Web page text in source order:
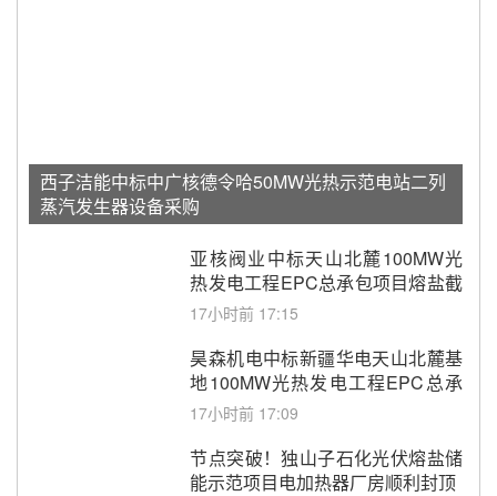
西子洁能中标中广核德令哈50MW光热示范电站二列
蒸汽发生器设备采购
亚核阀业中标天山北麓100MW光
热发电工程EPC总承包项目熔盐截
止阀、熔盐三偏心蝶阀采购
17小时前 17:15
昊森机电中标新疆华电天山北麓基
地100MW光热发电工程EPC总承
包项目熔盐介质超声波流量计采购
17小时前 17:09
节点突破！独山子石化光伏熔盐储
能示范项目电加热器厂房顺利封顶